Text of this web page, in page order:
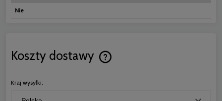
Nie
Koszty dostawy
Cena nie zawiera ewentualnych
Kraj wysyłki: